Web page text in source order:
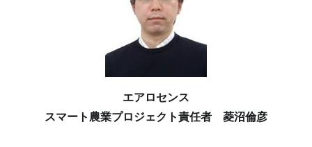
エアロセンス
スマート農業プロジェクト責任者 菱沼倫彦